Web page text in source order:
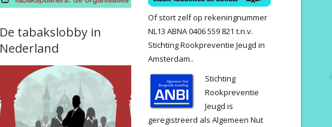
De tabakslobby in
Nederland
Of stort zelf op rekeningnummer
NL13 ABNA 0406 559 821 t.n.v.
Stichting Rookpreventie Jeugd in
Amsterdam..
Stichting
Rookpreventie
Jeugd is
geregistreerd als Algemeen Nut